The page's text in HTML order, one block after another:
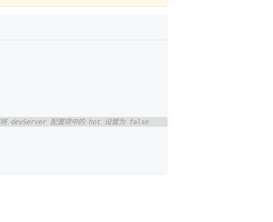
将 devServer 配置项中的 hot 设置为 false